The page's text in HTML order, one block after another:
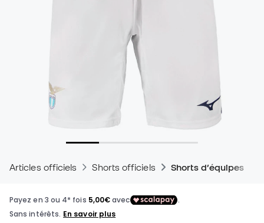
Articles officiels Shorts officiels Shorts d’équipes